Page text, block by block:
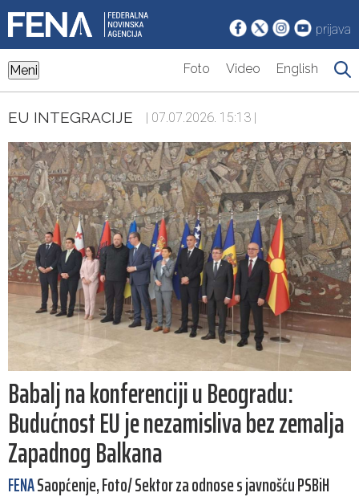
prijava
Meni Foto Video English
EU INTEGRACIJE | 07.07.2026. 15:13 |
Babalj na konferenciji u Beogradu:
Budućnost EU je nezamisliva bez zemalja
Zapadnog Balkana
FENASaopćenje, Foto/ Sektor za odnose s javnošću PSBiH